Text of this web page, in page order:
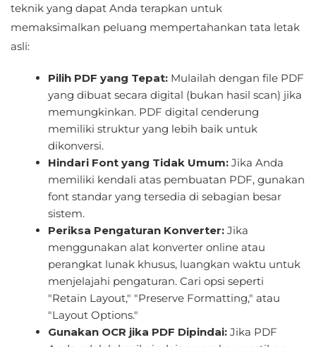
teknik yang dapat Anda terapkan untuk
memaksimalkan peluang mempertahankan tata letak
asli:
Pilih PDF yang Tepat: Mulailah dengan file PDF
yang dibuat secara digital (bukan hasil scan) jika
memungkinkan. PDF digital cenderung
memiliki struktur yang lebih baik untuk
dikonversi.
Hindari Font yang Tidak Umum: Jika Anda
memiliki kendali atas pembuatan PDF, gunakan
font standar yang tersedia di sebagian besar
sistem.
Periksa Pengaturan Konverter: Jika
menggunakan alat konverter online atau
perangkat lunak khusus, luangkan waktu untuk
menjelajahi pengaturan. Cari opsi seperti
"Retain Layout," "Preserve Formatting," atau
"Layout Options."
Gunakan OCR jika PDF Dipindai: Jika PDF